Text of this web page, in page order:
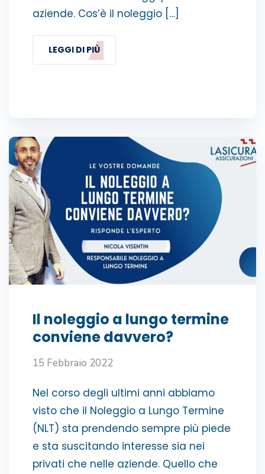
aziende. Cos’è il noleggio […]
LEGGI DI PIÙ
Il noleggio a lungo termine
conviene davvero?
15 Febbraio 2022
Nel corso degli ultimi anni abbiamo
visto che il Noleggio a Lungo Termine
(NLT) sta prendendo sempre più piede
e sta suscitando interesse sia nei
privati che nelle aziende. Quello che